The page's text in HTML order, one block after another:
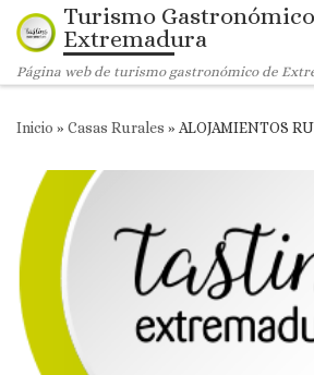
Saltar al contenido
Turismo Gastronómico
Extremadura
Página web de turismo gastronómico de
Inicio » Casas Rurales » ALOJAMIENTOS